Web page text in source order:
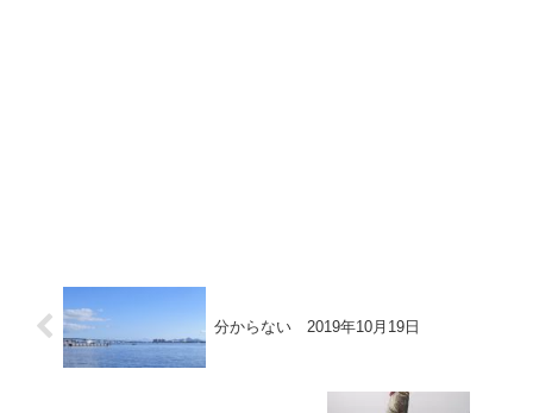
分からない 2019年10月19日